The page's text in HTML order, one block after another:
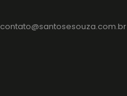
contato@santosesouza.com.br